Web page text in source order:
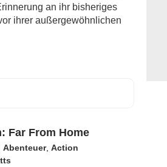
an ihr bisheriges
ihrer außergewöhnlichen
Far From Home
Abenteuer, Action